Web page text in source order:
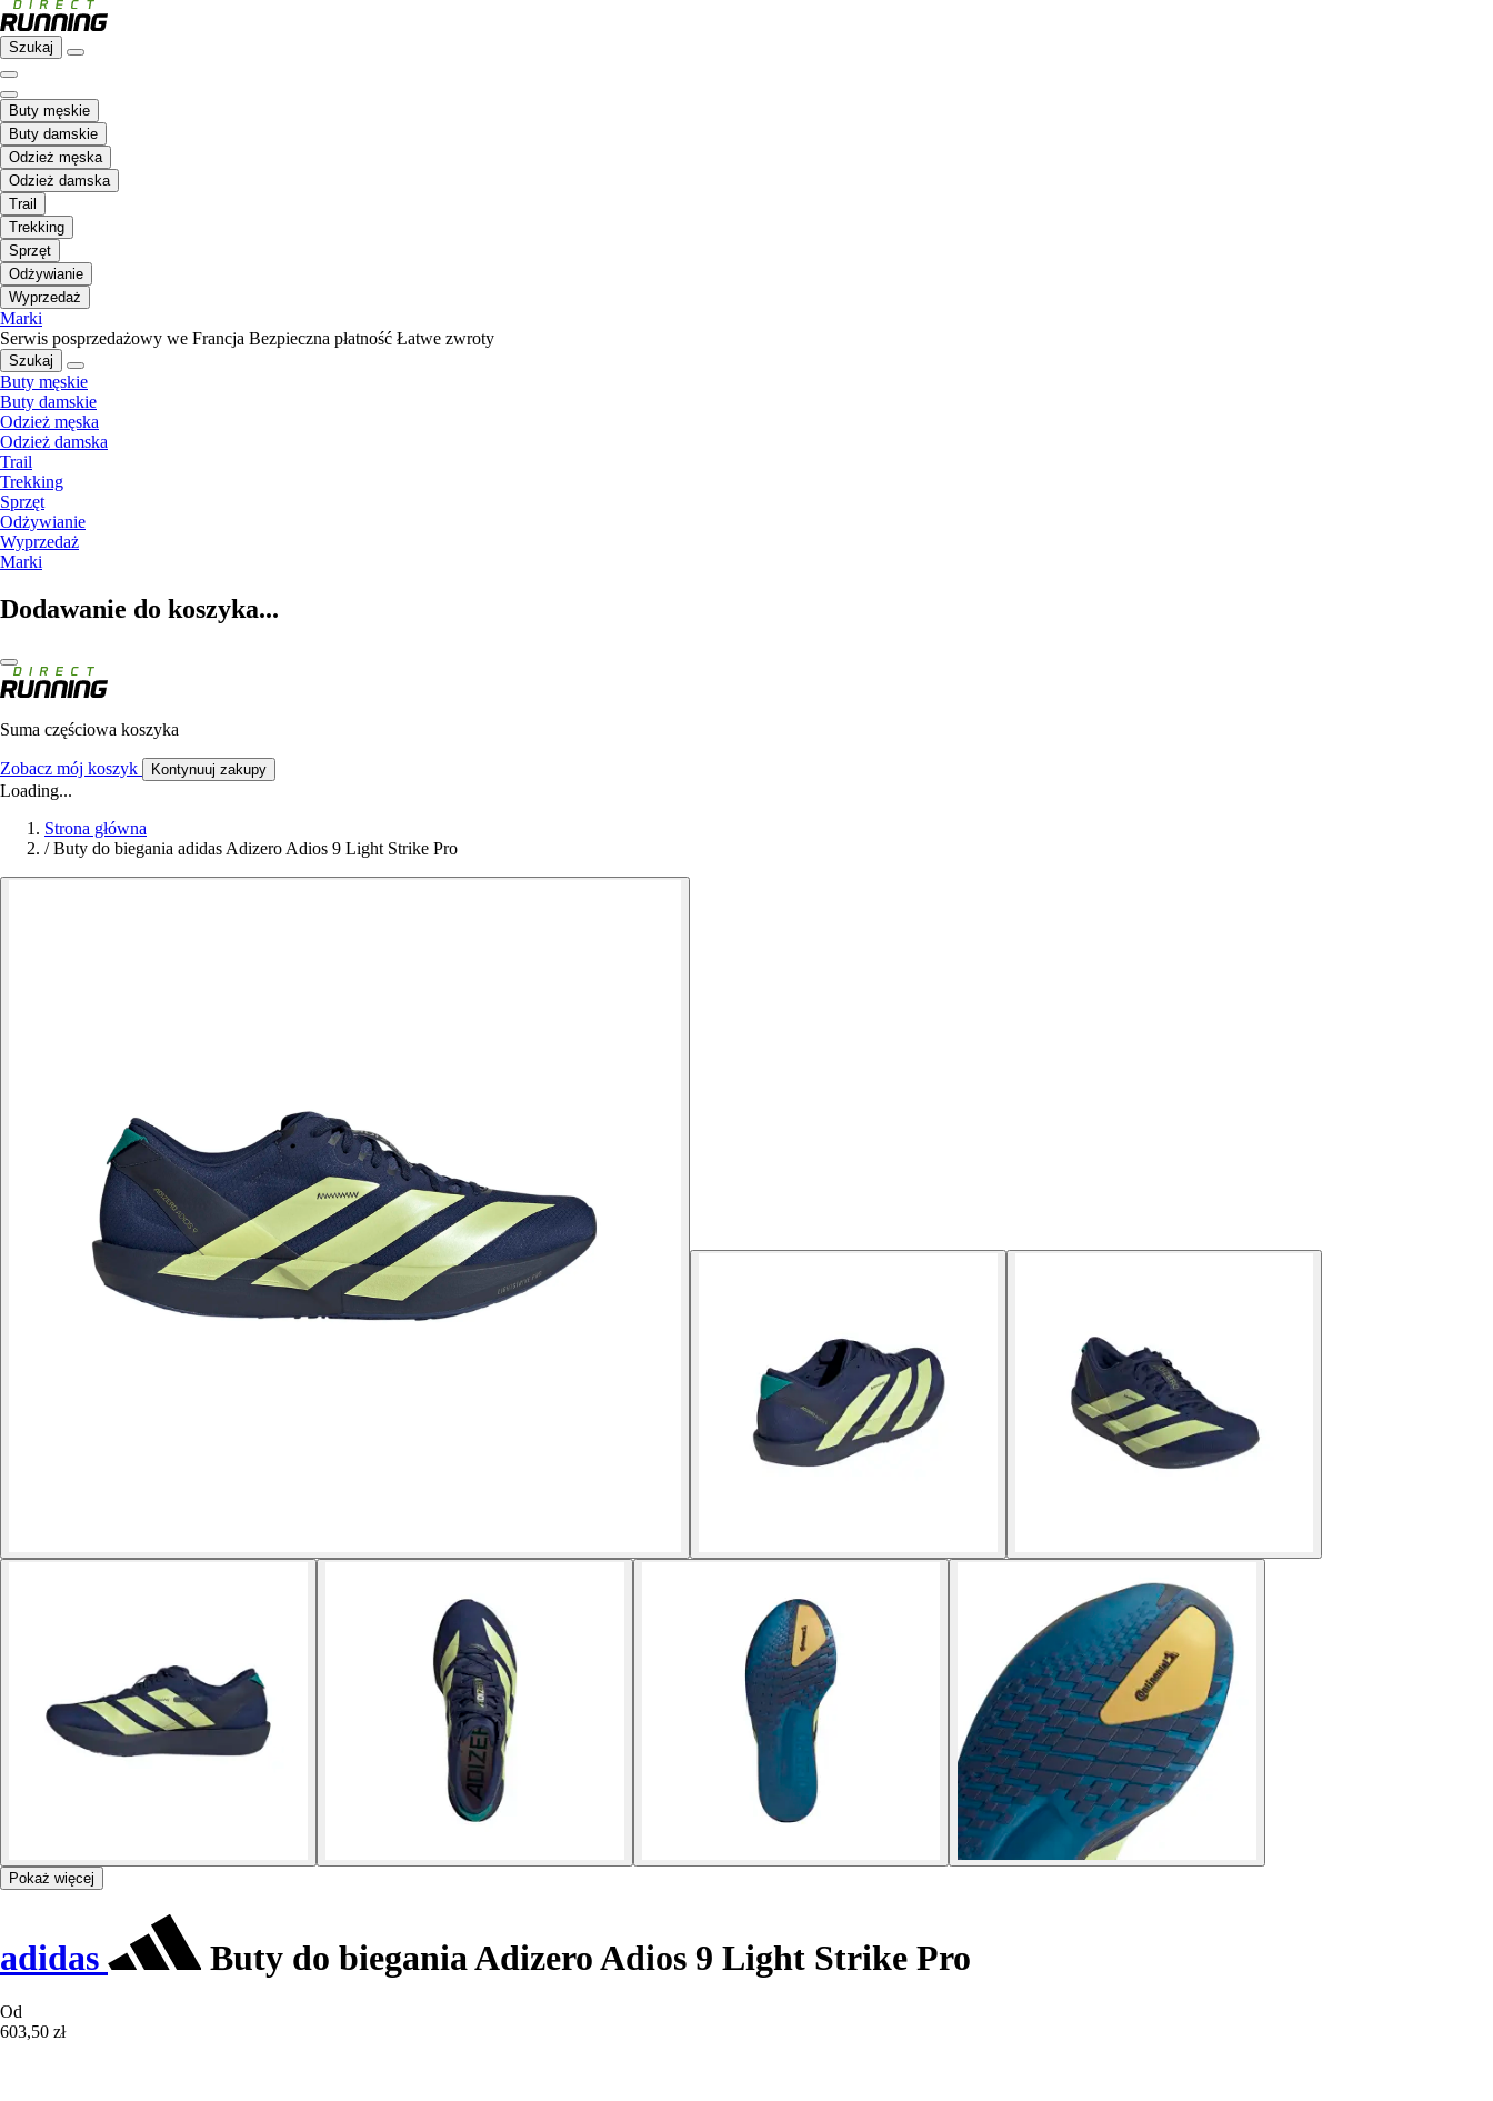
Szukaj
Buty męskie
Buty damskie
Odzież męska
Odzież damska
Trail
Trekking
Sprzęt
Odżywianie
Wyprzedaż
Marki
Serwis posprzedażowy we Francja Bezpieczna płatność Łatwe zwroty
Szukaj
Buty męskie
Buty damskie
Odzież męska
Odzież damska
Trail
Trekking
Sprzęt
Odżywianie
Wyprzedaż
Marki
Dodawanie do koszyka...
Suma częściowa koszyka
Zobacz mój koszyk Kontynuuj zakupy
Loading...
Strona główna
/ Buty do biegania adidas Adizero Adios 9 Light Strike Pro
Pokaż więcej
adidas Buty do biegania Adizero Adios 9 Light Strike Pro
Od
603,50 zł